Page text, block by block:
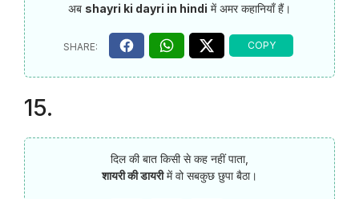
अब shayri ki dayri in hindi में अमर कहानियाँ हैं।
15.
दिल की बात किसी से कह नहीं पाता,
शायरी की डायरीमें वो सबकुछ छुपा बैठा।